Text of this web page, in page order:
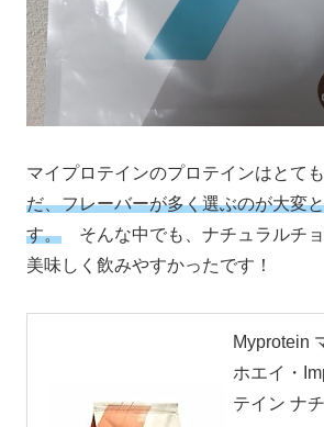
マイプロテインのプロテインはとて
だ、フレーバーが多く選ぶのが大変
す。 そんな中でも、ナチュラルチ
美味しく飲みやすかったです！
Myprotein
ホエイ・
テイン ナ